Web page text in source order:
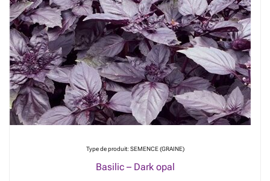
Type de produit: SEMENCE (GRAINE)
Basilic – Dark opal